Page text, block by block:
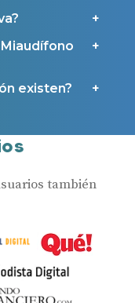
existen?
también